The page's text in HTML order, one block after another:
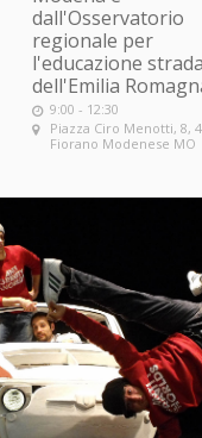
dall'Osservatorio
regionale per
l'educazione
dell'Emilia
9:00 - 12:30
Piazza Ciro Menotti, 8,
Fiorano Modenese MO